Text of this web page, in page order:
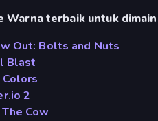
Warna terbaik untuk
Out: Bolts and Nuts
Blast
Colors
2
Cow